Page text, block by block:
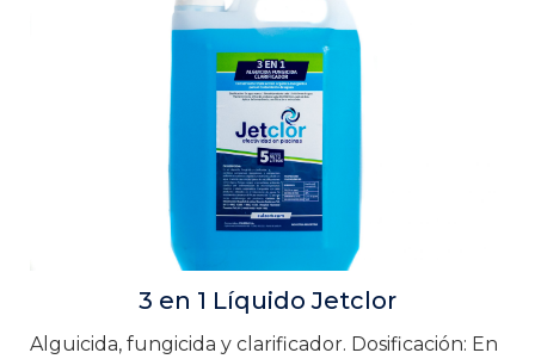
3 en 1 Líquido Jetclor
Alguicida, fungicida y clarificador. Dosificación: En